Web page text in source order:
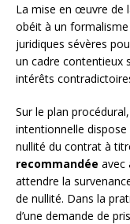
La mise en œuvre de
obéit à un
juridiques sévères
un cadre contentieux
intérêts
Sur le plan
intentionnelle
nullité du contrat à
recommandée avec
attendre la
de nullité. Dans la
d’une demande de